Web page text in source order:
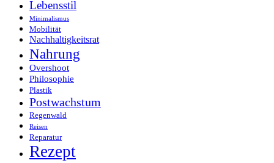
Lebensstil
Minimalismus
Mobilität
Nachhaltigkeitsrat
Nahrung
Overshoot
Philosophie
Plastik
Postwachstum
Regenwald
Reisen
Reparatur
Rezept